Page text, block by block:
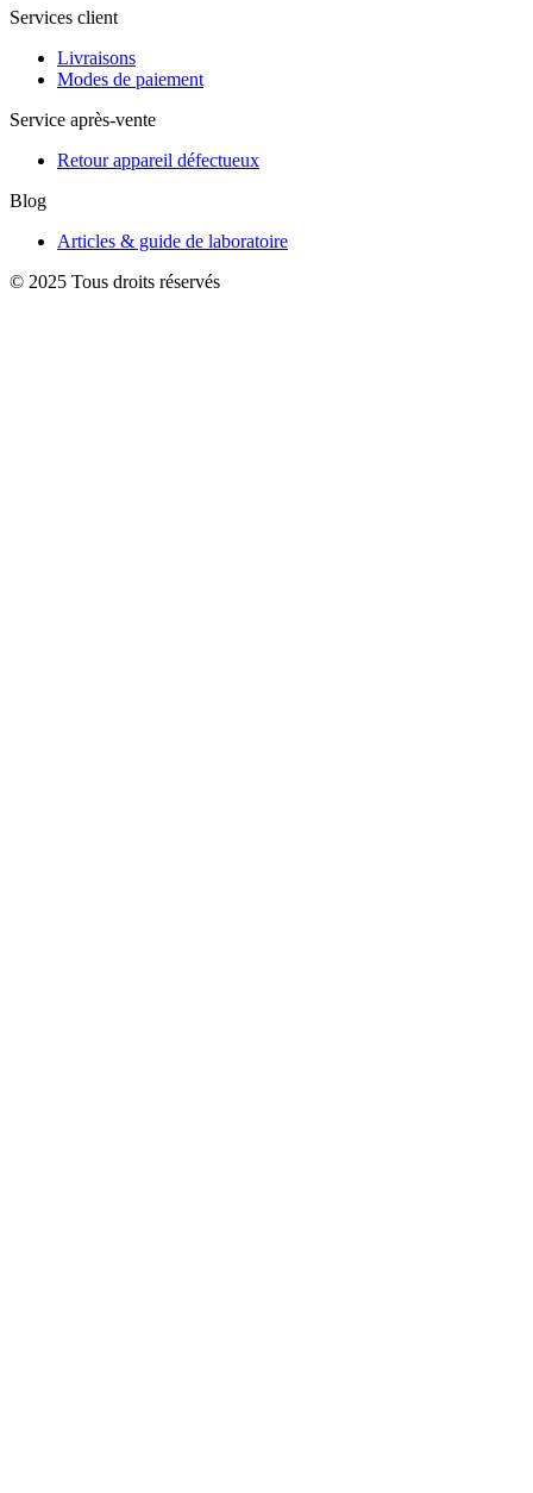
Services client
Livraisons
Modes de paiement
Service après-vente
Retour appareil défectueux
Blog
Articles & guide de laboratoire
© 2025 Tous droits réservés